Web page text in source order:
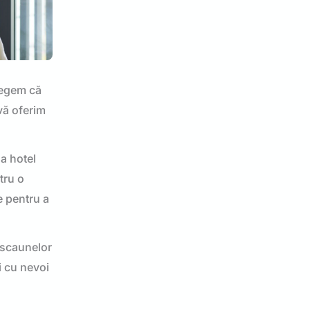
că
oferim
hotel
o
pentru a
cu nevoi